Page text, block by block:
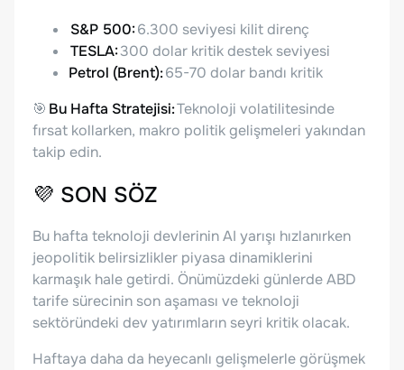
S&P 500:6.300 seviyesi kilit direnç
TESLA:300 dolar kritik destek seviyesi
Petrol (Brent):65-70 dolar bandı kritik
🎯 Bu Hafta Stratejisi:Teknoloji volatilitesinde
fırsat kollarken, makro politik gelişmeleri yakından
takip edin.
💜 SON SÖZ
Bu hafta teknoloji devlerinin AI yarışı hızlanırken
jeopolitik belirsizlikler piyasa dinamiklerini
karmaşık hale getirdi. Önümüzdeki günlerde ABD
tarife sürecinin son aşaması ve teknoloji
sektöründeki dev yatırımların seyri kritik olacak.
Haftaya daha da heyecanlı gelişmelerle görüşmek